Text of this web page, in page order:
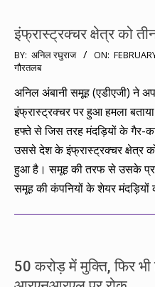
इंफ्रास्ट्रक्चर क्षेत्र को
2011-
02-
10
BY: अनिल रघुराज ON:
गौरतलब
अनिल अंबानी समूह (एडीएजी) ने
इंफ्रास्ट्रक्चर पर हुआ हमला
हफ्ते से जिस तरह मंदड़ियों के गैर-
उससे देश के इंफ्रास्ट्रक्चर क्षेत्र
हुआ है। समूह की तरफ से उसके
समूह की कंपनियों के शेयर
50 करोड़ में मुक्ति, फिर